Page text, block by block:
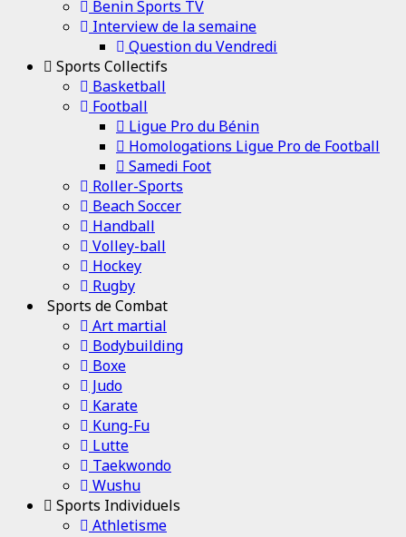
Benin Sports TV
Interview de la semaine
Question du Vendredi
Sports Collectifs
Basketball
Football
Ligue Pro du Bénin
Homologations Ligue Pro de Football
Samedi Foot
Roller-Sports
Beach Soccer
Handball
Volley-ball
Hockey
Rugby
Sports de Combat
Art martial
Bodybuilding
Boxe
Judo
Karate
Kung-Fu
Lutte
Taekwondo
Wushu
Sports Individuels
Athletisme